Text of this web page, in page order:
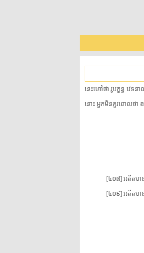
នេះ​ហៅថា រូបក្ខន្ធ វេ
នោះ អ្នក​មិន​គួរ​ពោល​ថា
[៤០៨] អតីត​មាន​
[៤០៩] អតីត​មា